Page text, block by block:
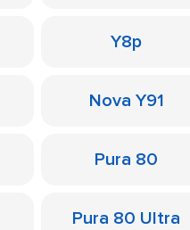
Y8p
Nova Y91
Pura 80
Pura 80 Ultra